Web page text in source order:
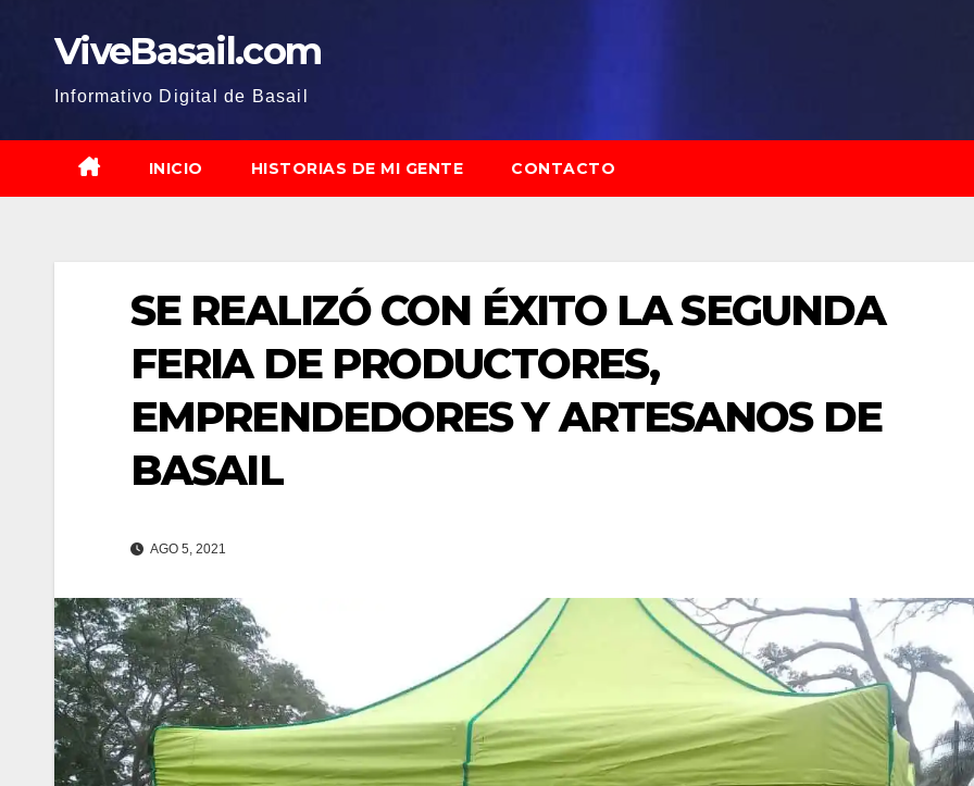
ViveBasail.com
Informativo Digital de Basail
INICIO HISTORIAS DE MI GENTE CONTACTO
SE REALIZÓ CON ÉXITO LA SEGUNDA
FERIA DE PRODUCTORES,
EMPRENDEDORES Y ARTESANOS DE
BASAIL
AGO 5, 2021